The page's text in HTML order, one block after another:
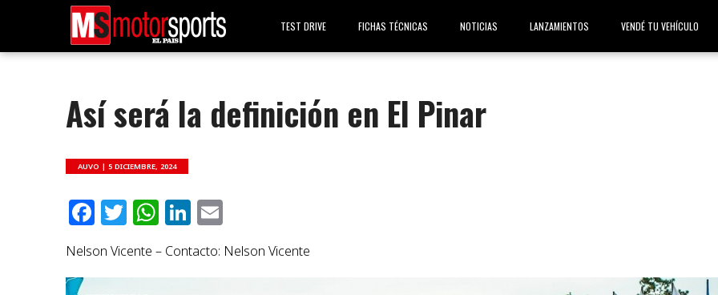
TEST DRIVE FICHAS TÉCNICAS NOTICIAS LANZAMIENTOS VENDÉ TU VEHÍCULO
Así será la definición en El Pinar
AUVO |5 DICIEMBRE, 2024
Facebook
Twitter
WhatsApp
LinkedIn
Nelson Vicente – Contacto: Nelson Vicente